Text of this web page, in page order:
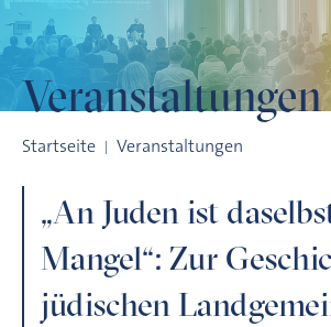
Veranstaltungen
Startseite Veranstaltungen
„An Juden ist
Mangel“: Zur
jüdischen